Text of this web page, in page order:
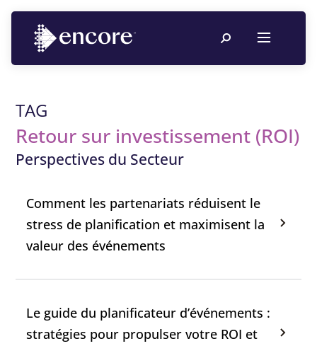
TAG
Retour sur investissement (ROI)
Perspectives du Secteur
Comment les partenariats réduisent le
stress de planification et maximisent la
valeur des événements
Le guide du planificateur d’événements :
stratégies pour propulser votre ROI et